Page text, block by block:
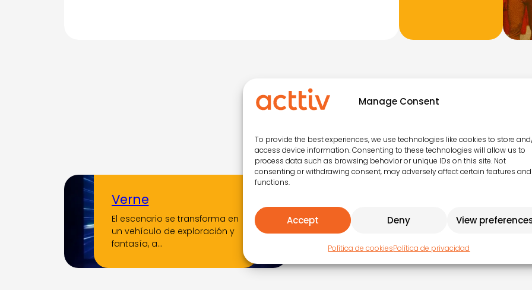
Manage Consent
To provide the best experiences, we use technologies like cookies to store
access device information. Consenting to these technologies will allow us to
process data such as browsing behavior or unique IDs on this site. Not
consenting or withdrawing consent, may adversely affect certain features and
functions.
Accept Deny View
Política de cookiesPolítica de privacidad
Espectáculos:
Verne
El escenario se transforma en
un vehículo de exploración y
fantasía, a…